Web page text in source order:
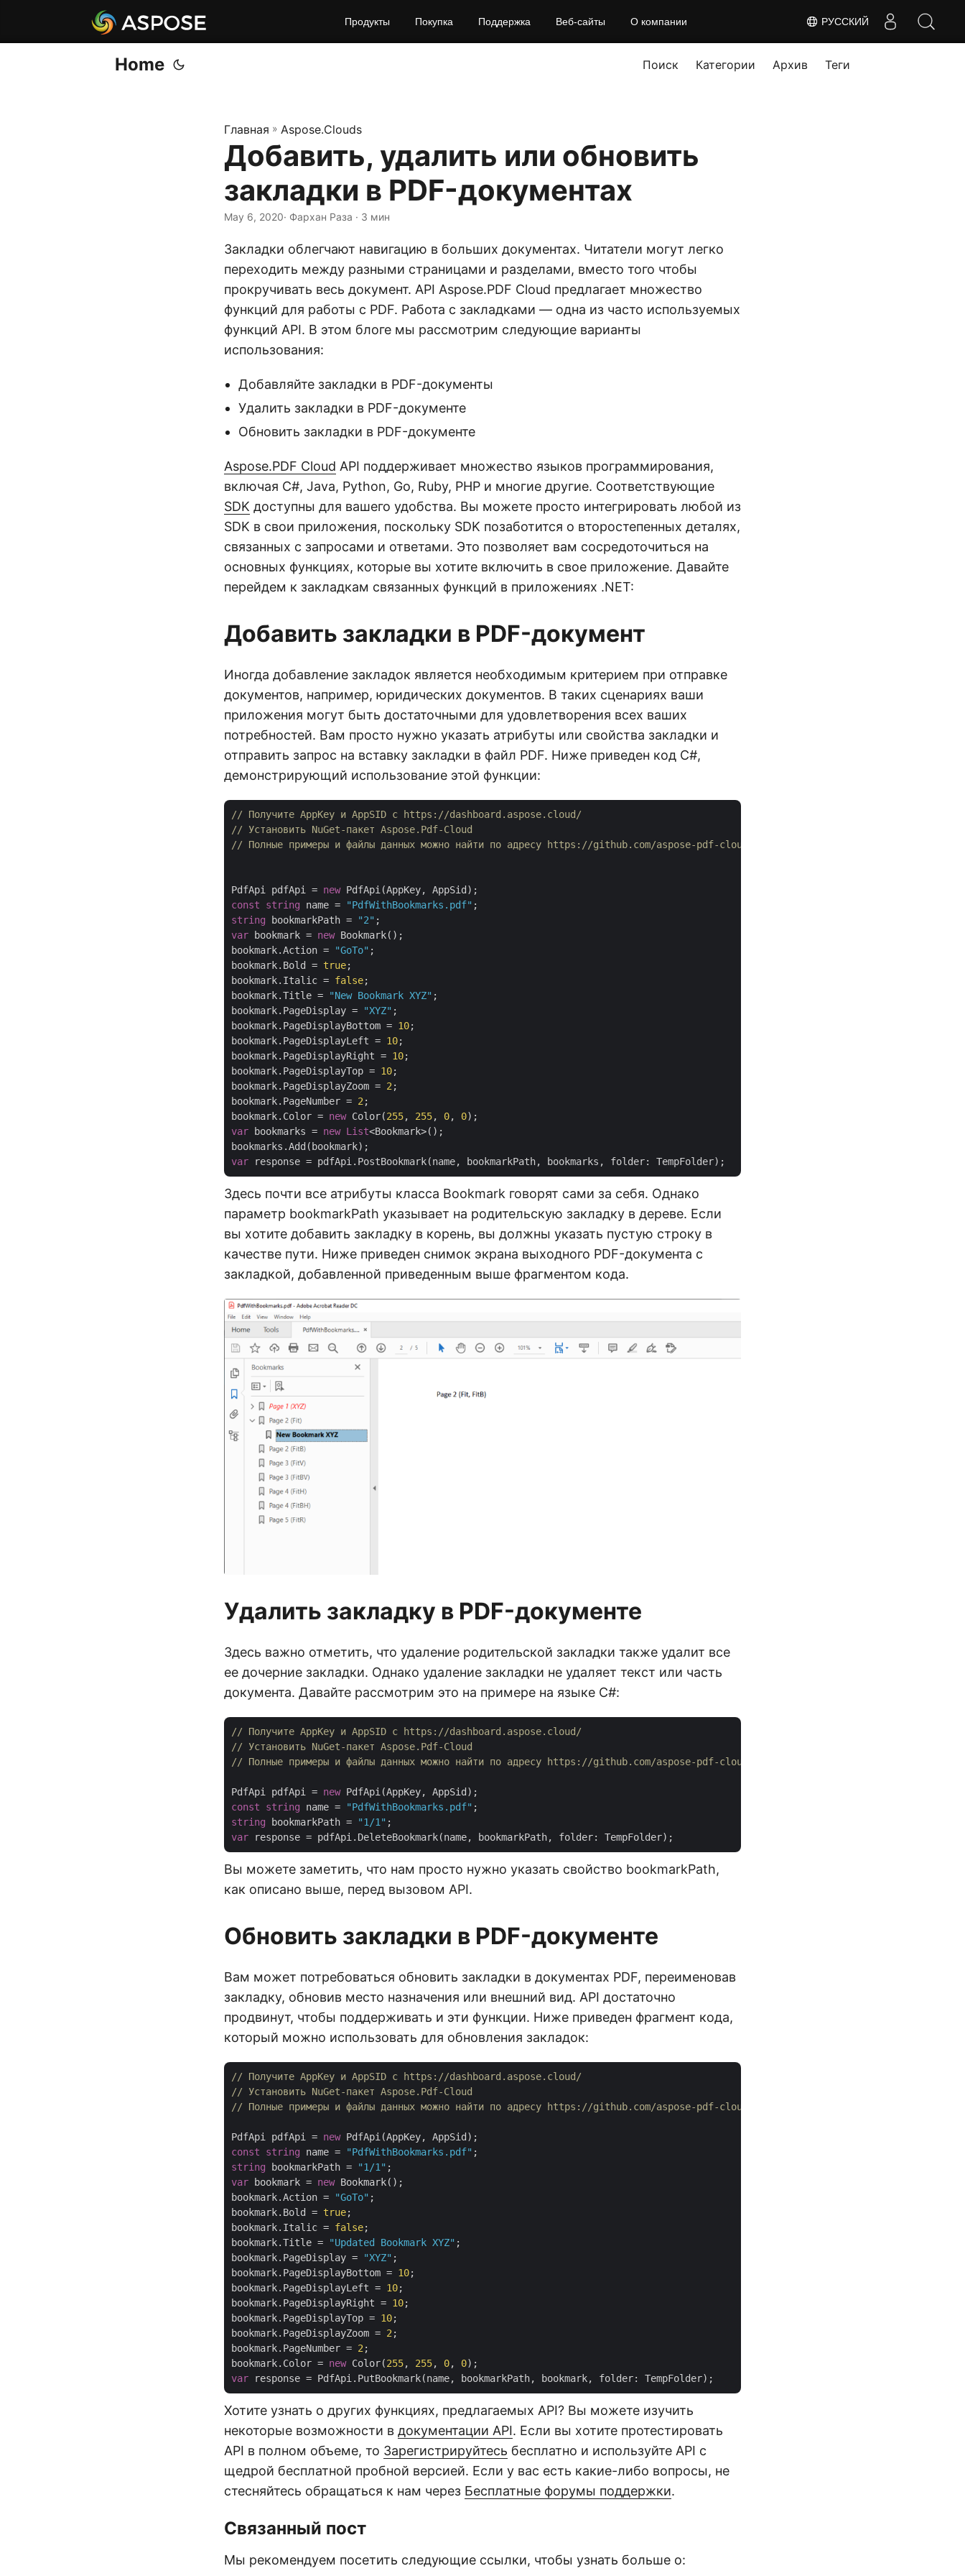
РУССКИЙ
Продукты Покупка Поддержка Веб-сайты О компании
Home Поиск Категории Архив Теги
Главная » Aspose.Clouds
Добавить, удалить или обновить
закладки в PDF-документах
May 6, 2020· Фархан Раза · 3 мин
Закладки облегчают навигацию в больших документах. Читатели могут легко
переходить между разными страницами и разделами, вместо того чтобы
прокручивать весь документ. API Aspose.PDF Cloud предлагает множество
функций для работы с PDF. Работа с закладками — одна из часто используемых
функций API. В этом блоге мы рассмотрим следующие варианты
использования:
Добавляйте закладки в PDF-документы
Удалить закладки в PDF-документе
Обновить закладки в PDF-документе
Aspose.PDF Cloud API поддерживает множество языков программирования,
включая C#, Java, Python, Go, Ruby, PHP и многие другие. Соответствующие
SDK доступны для вашего удобства. Вы можете просто интегрировать любой из
SDK в свои приложения, поскольку SDK позаботится о второстепенных деталях,
связанных с запросами и ответами. Это позволяет вам сосредоточиться на
основных функциях, которые вы хотите включить в свое приложение. Давайте
перейдем к закладкам связанных функций в приложениях .NET:
Добавить закладки в PDF-документ
Иногда добавление закладок является необходимым критерием при отправке
документов, например, юридических документов. В таких сценариях ваши
приложения могут быть достаточными для удовлетворения всех ваших
потребностей. Вам просто нужно указать атрибуты или свойства закладки и
отправить запрос на вставку закладки в файл PDF. Ниже приведен код C#,
демонстрирующий использование этой функции:
// Получите AppKey и AppSID с https://dashboard.aspose.cloud/
// Установить NuGet-пакет Aspose.Pdf-Cloud
// Полные примеры и файлы данных можно найти по адресу https://github.com/aspose-pdf-cloud/aspose-pdf-cloud-dotnet
PdfApi pdfApi = new
const
string name = "PdfWithBookmarks.pdf"
string bookmarkPath = "2"
var bookmark = new Bookmark();
bookmark.Action =
"GoTo" ;
bookmark.Bold = true;
bookmark.Italic = false;
bookmark.Title =
"New Bookmark XYZ" ;
bookmark.PageDisplay =
"XYZ" ;
bookmark.PageDisplayBottom = 10;
bookmark.PageDisplayLeft = 10;
bookmark.PageDisplayRight = 10;
bookmark.PageDisplayTop = 10;
bookmark.PageDisplayZoom = 2 ;
bookmark.PageNumber = 2 ;
bookmark.Color = new Color(255, 255, 0, 0
var bookmarks = new List<Bookmark>();
var
Здесь почти все атрибуты класса Bookmark говорят сами за себя. Однако
параметр bookmarkPath указывает на родительскую закладку в дереве. Если
вы хотите добавить закладку в корень, вы должны указать пустую строку в
качестве пути. Ниже приведен снимок экрана выходного PDF-документа с
закладкой, добавленной приведенным выше фрагментом кода.
Удалить закладку в PDF-документе
Здесь важно отметить, что удаление родительской закладки также удалит все
ее дочерние закладки. Однако удаление закладки не удаляет текст или часть
документа. Давайте рассмотрим это на примере на языке C#:
// Получите AppKey и AppSID с https://dashboard.aspose.cloud/
// Установить NuGet-пакет Aspose.Pdf-Cloud
// Полные примеры и файлы данных можно найти по адресу https://github.com/aspose-pdf-cloud/aspose-pdf-cloud-dotnet
PdfApi pdfApi = new
const
string name = "PdfWithBookmarks.pdf"
string bookmarkPath = "1/1"
var
Вы можете заметить, что нам просто нужно указать свойство bookmarkPath,
как описано выше, перед вызовом API.
Обновить закладки в PDF-документе
Вам может потребоваться обновить закладки в документах PDF, переименовав
закладку, обновив место назначения или внешний вид. API достаточно
продвинут, чтобы поддерживать и эти функции. Ниже приведен фрагмент кода,
который можно использовать для обновления закладок:
// Получите AppKey и AppSID с https://dashboard.aspose.cloud/
// Установить NuGet-пакет Aspose.Pdf-Cloud
// Полные примеры и файлы данных можно найти по адресу https://github.com/aspose-pdf-cloud/aspose-pdf-cloud-dotnet
PdfApi pdfApi = new
const
string name = "PdfWithBookmarks.pdf"
string bookmarkPath = "1/1"
var bookmark = new Bookmark();
bookmark.Action =
"GoTo" ;
bookmark.Bold = true;
bookmark.Italic = false;
bookmark.Title =
"Updated Bookmark XYZ" ;
bookmark.PageDisplay =
"XYZ" ;
bookmark.PageDisplayBottom = 10;
bookmark.PageDisplayLeft = 10;
bookmark.PageDisplayRight = 10;
bookmark.PageDisplayTop = 10;
bookmark.PageDisplayZoom = 2 ;
bookmark.PageNumber = 2 ;
bookmark.Color = new Color(255, 255, 0, 0
var
Хотите узнать о других функциях, предлагаемых API? Вы можете изучить
некоторые возможности в документации API. Если вы хотите протестировать
API в полном объеме, то Зарегистрируйтесь бесплатно и используйте API с
щедрой бесплатной пробной версией. Если у вас есть какие-либо вопросы, не
стесняйтесь обращаться к нам через Бесплатные форумы поддержки.
Связанный пост
Мы рекомендуем посетить следующие ссылки, чтобы узнать больше о: